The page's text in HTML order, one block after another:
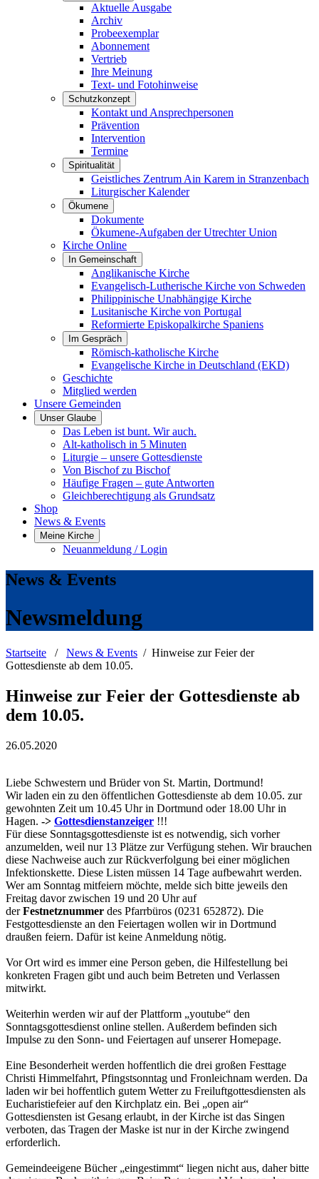
Aktuelle Ausgabe
Archiv
Probeexemplar
Abonnement
Vertrieb
Ihre Meinung
Text- und Fotohinweise
Schutzkonzept
Kontakt und Ansprechpersonen
Prävention
Intervention
Termine
Spiritualität
Geistliches Zentrum Ain Karem in Stranzenbach
Liturgischer Kalender
Ökumene
Dokumente
Ökumene-Aufgaben der Utrechter Union
Kirche Online
In Gemeinschaft
Anglikanische Kirche
Evangelisch-Lutherische Kirche von Schweden
Philippinische Unabhängige Kirche
Lusitanische Kirche von Portugal
Reformierte Episkopalkirche Spaniens
Im Gespräch
Römisch-katholische Kirche
Evangelische Kirche in Deutschland (EKD)
Geschichte
Mitglied werden
Unsere Gemeinden
Unser Glaube
Das Leben ist bunt. Wir auch.
Alt-katholisch in 5 Minuten
Liturgie – unsere Gottesdienste
Von Bischof zu Bischof
Häufige Fragen – gute Antworten
Gleichberechtigung als Grundsatz
Shop
News & Events
Meine Kirche
Neuanmeldung / Login
News & Events
Newsmeldung
Startseite / News & Events / Hinweise zur Feier der
Gottesdienste ab dem 10.05.
Hinweise zur Feier der Gottesdienste ab
dem 10.05.
26.05.2020
Liebe Schwestern und Brüder von St. Martin, Dortmund!
Wir laden ein zu den öffentlichen Gottesdienste ab dem 10.05. zur
gewohnten Zeit um 10.45 Uhr in Dortmund oder 18.00 Uhr in
Hagen. -> Gottesdienstanzeiger !!!
Für diese Sonntagsgottesdienste ist es notwendig, sich vorher
anzumelden, weil nur 13 Plätze zur Verfügung stehen. Wir brauchen
diese Nachweise auch zur Rückverfolgung bei einer möglichen
Infektionskette. Diese Listen müssen 14 Tage aufbewahrt werden.
Wer am Sonntag mitfeiern möchte, melde sich bitte jeweils den
Freitag davor zwischen 19 und 20 Uhr auf
derFestnetznummer des Pfarrbüros (0231 652872). Die
Festgottesdienste an den Feiertagen wollen wir in Dortmund
draußen feiern. Dafür ist keine Anmeldung nötig.
Vor Ort wird es immer eine Person geben, die Hilfestellung bei
konkreten Fragen gibt und auch beim Betreten und Verlassen
mitwirkt.
Weiterhin werden wir auf der Plattform „youtube“ den
Sonntagsgottesdienst online stellen. Außerdem befinden sich
Impulse zu den Sonn- und Feiertagen auf unserer Homepage.
Eine Besonderheit werden hoffentlich die drei großen Festtage
Christi Himmelfahrt, Pfingstsonntag und Fronleichnam werden. Da
laden wir bei hoffentlich gutem Wetter zu Freiluftgottesdiensten als
Eucharistiefeier auf den Kirchplatz ein. Bei „open air“
Gottesdiensten ist Gesang erlaubt, in der Kirche ist das Singen
verboten, das Tragen der Maske ist nur in der Kirche zwingend
erforderlich.
Gemeindeeigene Bücher „eingestimmt“ liegen nicht aus, daher bitte